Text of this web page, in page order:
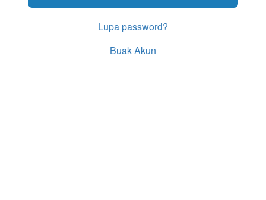
Lupa password?
Buak Akun